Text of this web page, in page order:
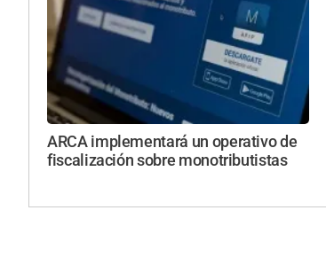
ARCA implementará un operativo de
fiscalización sobre monotributistas